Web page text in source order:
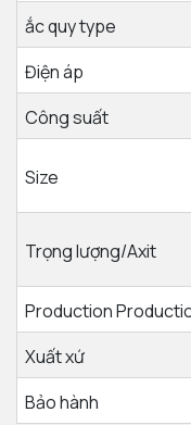
ắc quy type
Điện áp
Công suất
Size
Trọng lượng/Axit
Production
Xuất xứ
Bảo hành